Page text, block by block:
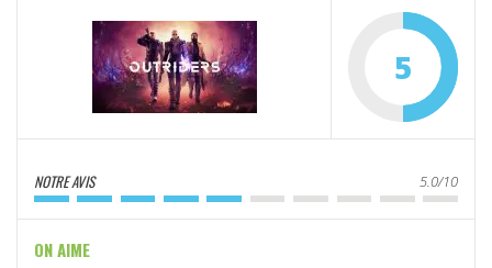
5
NOTRE AVIS 5.0/10
ON AIME